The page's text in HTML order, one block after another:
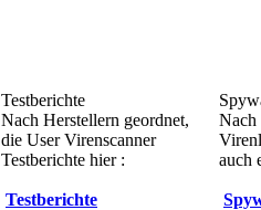
Testberichte
Nach Herstellern geordnet,
die User Virenscanner
Testberichte hier :
Testberichte
Nach
auch